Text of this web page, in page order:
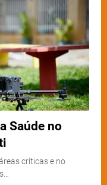
Saúde no
críticas e no